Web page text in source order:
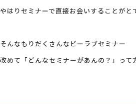
やはりセミナーで直接お会いすることがと
そんなもりだくさんなビーラブセミナー
改めて「どんなセミナーがあんの？」って